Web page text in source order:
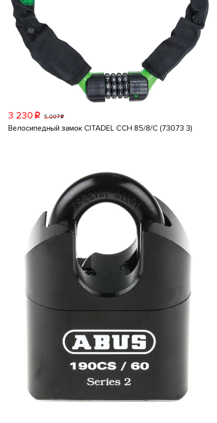
3 230 p 5 007p
Велосипедный замок CITADEL CCH 85/8/C (73073 3)